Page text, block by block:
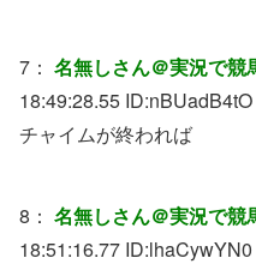
7： 名無しさん＠実況で競
18:49:28.55 ID:nBUadB4tO
チャイムが終われば
8： 名無しさん＠実況で競
18:51:16.77 ID:lhaCywYN0